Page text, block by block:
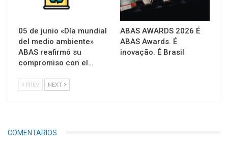
05 de junio «Día mundial
del medio ambiente»
ABAS reafirmó su
compromiso con el…
ABAS AWARDS 2026 É
ABAS Awards. É
inovação. É Brasil
PREV NEXT
COMENTARIOS